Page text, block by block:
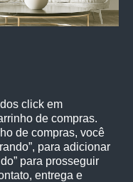
click em
de compras.
de compras, você
para adicionar
para prosseguir
entrega e